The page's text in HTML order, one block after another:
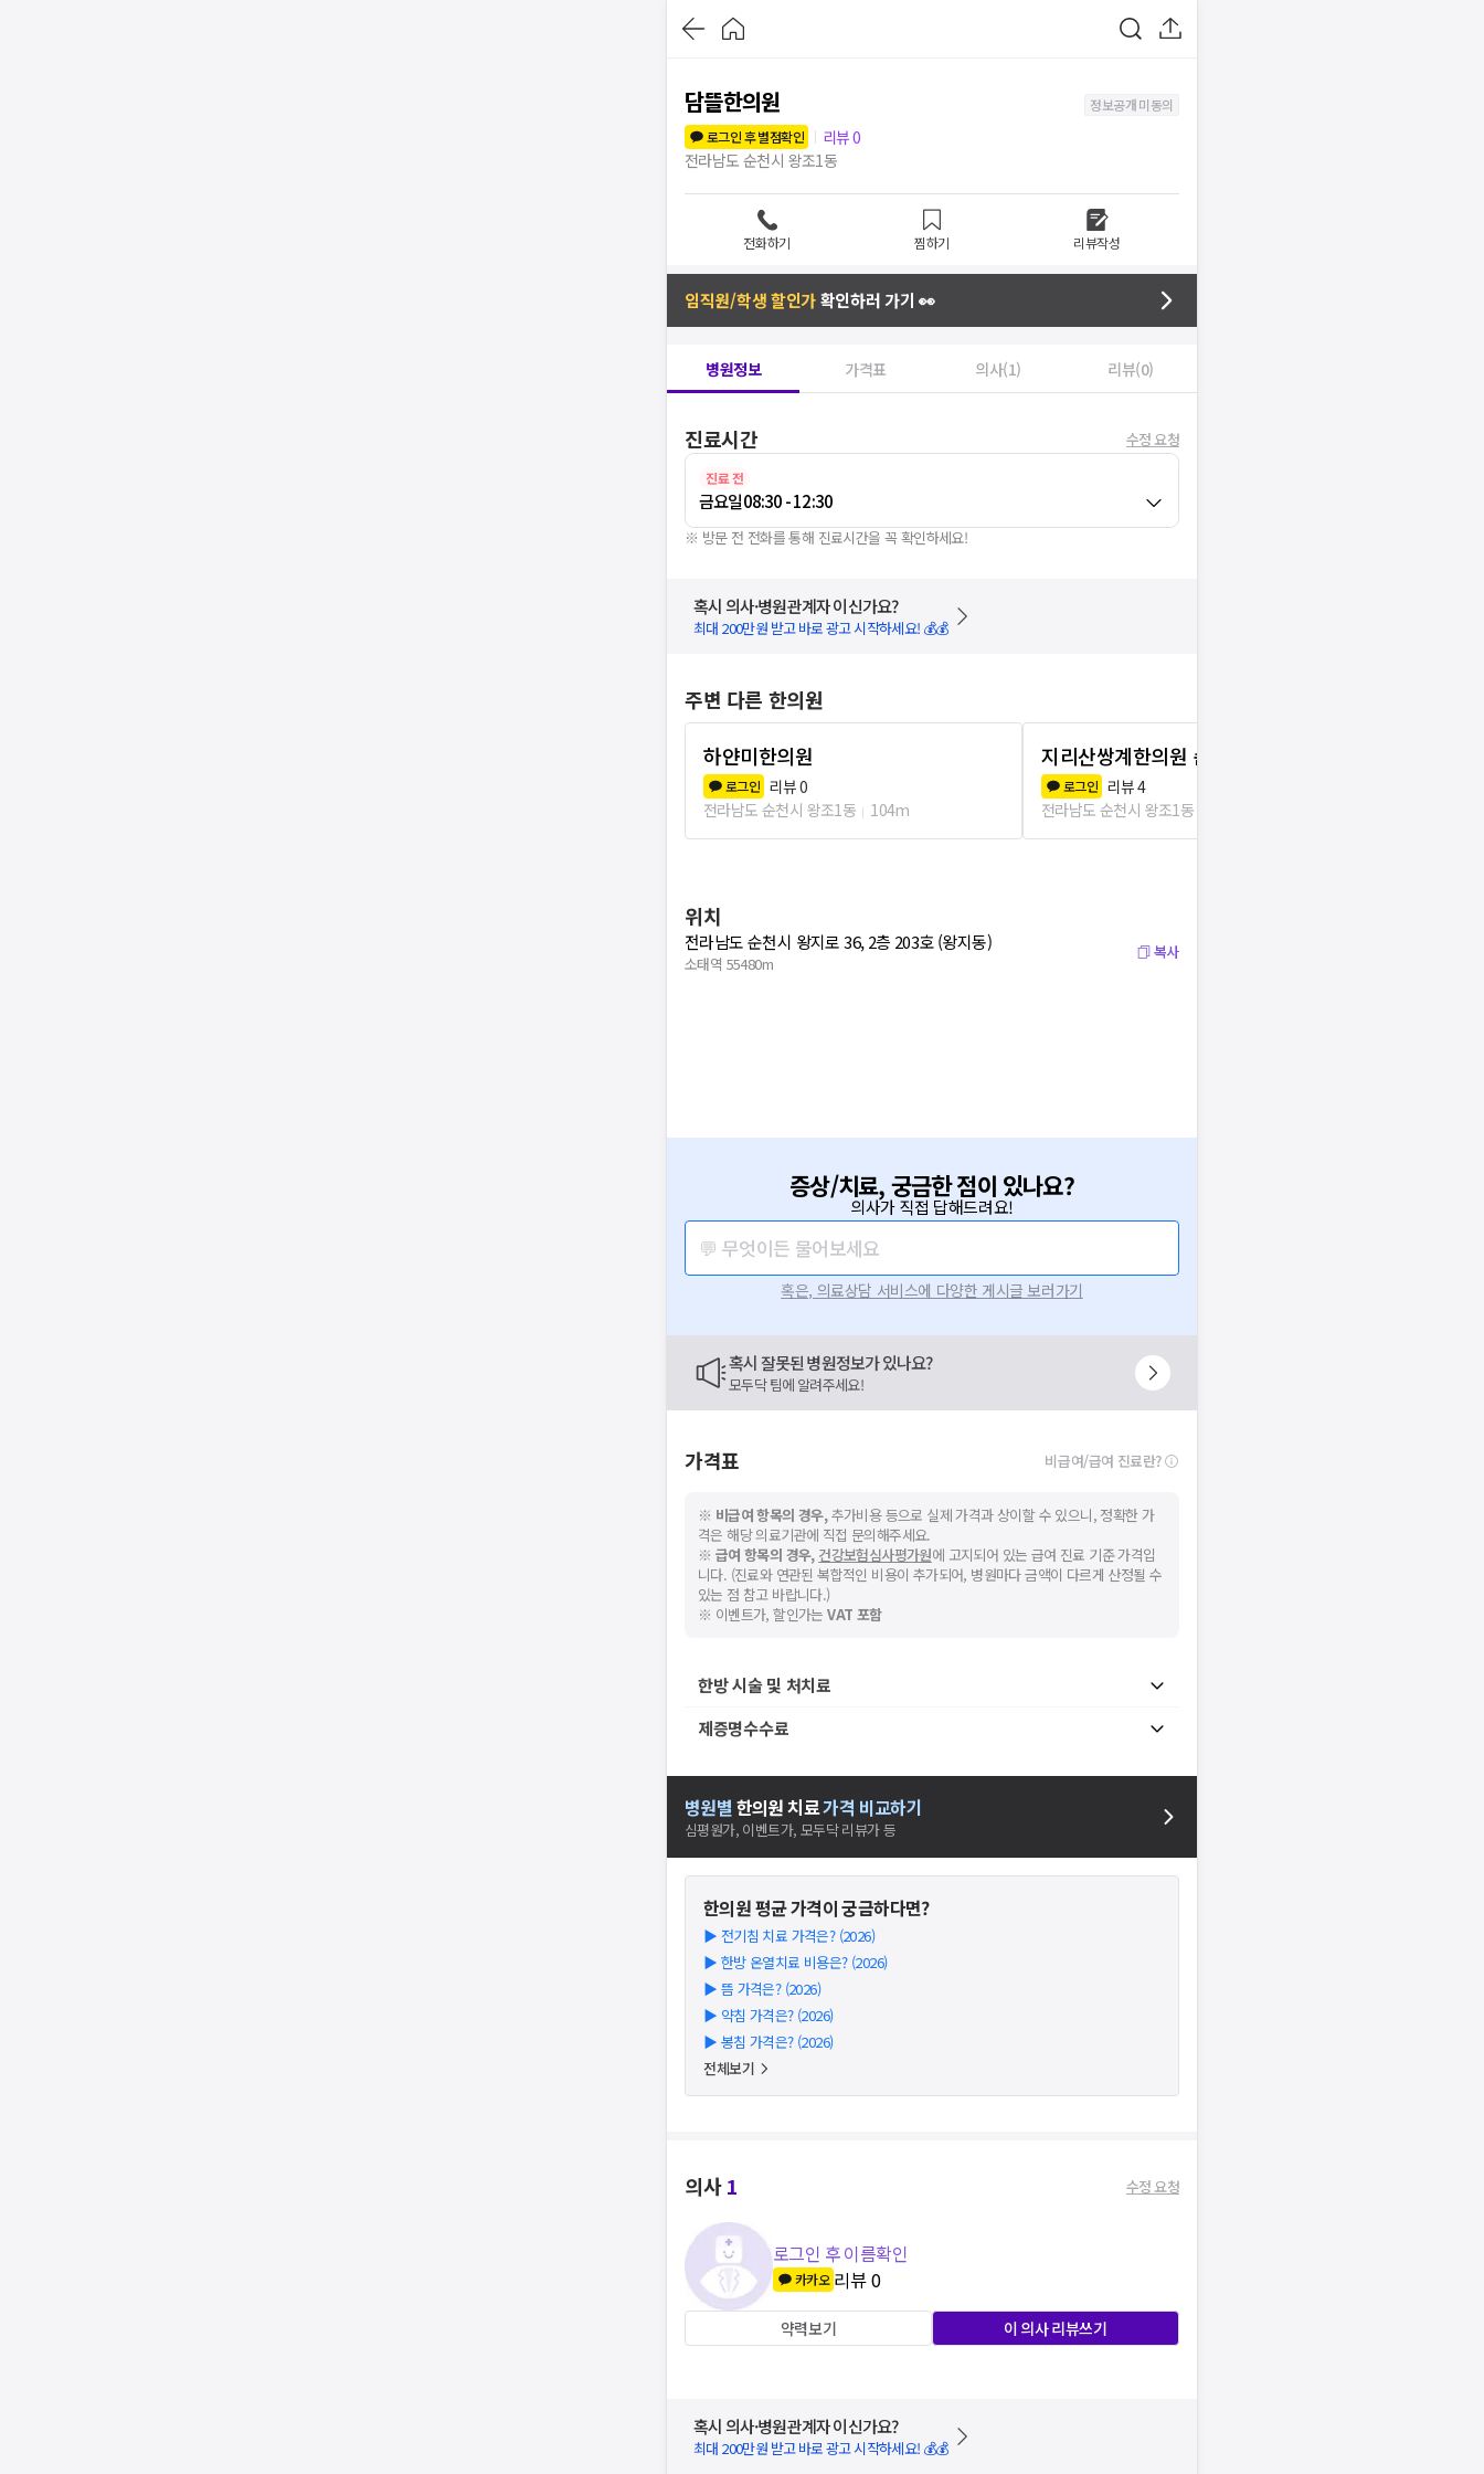
담뜰한의원
정보공개 미동의
로그인 후 별점확인
리뷰0
전라남도 순천시 왕조1동
전화하기 찜하기 리뷰작성
임직원/학생 할인가확인하러 가기 👀
병원정보 가격표 의사(1) 리뷰(0)
진료시간 수정 요청
진료 전
금요일08:30 - 12:30
※ 방문 전 전화를 통해 진료시간을 꼭 확인하세요!
혹시 의사·병원관계자 이신가요?
최대 200만원 받고 바로 광고 시작하세요! 💰💰
주변 다른 한의원
하얀미한의원
로그인 리뷰0
전라남도 순천시 왕조1동
104m
지리산쌍계한의원 순천
로그인 리뷰4
전라남도 순천시 왕조1동
위치
전라남도 순천시 왕지로 36, 2층 203호 (왕지동)
소태역 55480m
복사
증상/치료, 궁금한 점이 있나요?
의사가 직접 답해드려요!
💬 무엇이든 물어보세요
혹은, 의료상담 서비스에 다양한 게시글 보러가기
혹시 잘못된 병원정보가 있나요?
모두닥 팀에 알려주세요!
가격표 비급여/급여 진료란?
※ 비급여 항목의 경우,추가비용 등으로 실제 가격과 상이할 수 있으니, 정확한 가
격은 해당 의료기관에 직접 문의해주세요.
※ 급여 항목의 경우, 건강보험심사평가원에 고지되어 있는 급여 진료 기준 가격입
니다. (진료와 연관된 복합적인 비용이 추가되어, 병원마다 금액이 다르게 산정될 수
있는 점 참고 바랍니다.)
※ 이벤트가, 할인가는VAT 포함
한방 시술 및 처치료
제증명수수료
병원별 한의원치료가격 비교하기
심평원가, 이벤트가, 모두닥 리뷰가 등
한의원평균 가격이 궁금하다면?
▶ 전기침 치료 가격은? (2026)
▶ 한방 온열치료 비용은? (2026)
▶ 뜸 가격은? (2026)
▶ 약침 가격은? (2026)
▶ 봉침 가격은? (2026)
전체보기
의사1 수정 요청
로그인 후 이름확인
카카오 리뷰0
약력보기 이 의사 리뷰쓰기
혹시 의사·병원관계자 이신가요?
최대 200만원 받고 바로 광고 시작하세요! 💰💰